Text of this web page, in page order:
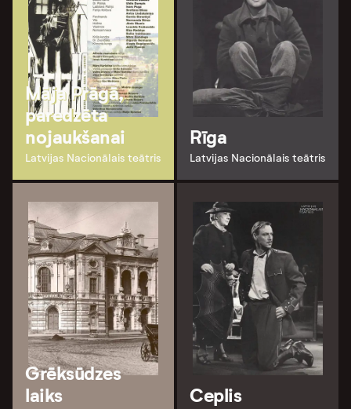
Māja Prāgā,
paredzēta
nojaukšanai
Latvijas Nacionālais teātris
Rīga
Latvijas Nacionālais teātris
Grēksūdzes
laiks
Ceplis